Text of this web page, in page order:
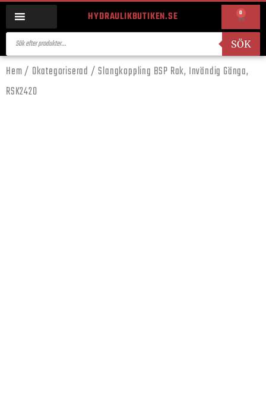
HYDRAULIKBUTIKEN.SE 0
SÖK
Hem/ Okategoriserad / Slangkoppling BSP Rak, Invändig Gänga,
RSK2420